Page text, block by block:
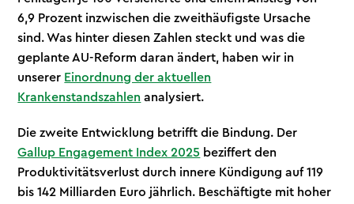
6,9 Prozent inzwischen die zweithäufigste Ursache
sind. Was hinter diesen Zahlen steckt und was die
geplante AU-Reform daran ändert, haben wir in
unserer Einordnung der aktuellen
Krankenstandszahlen analysiert.
Die zweite Entwicklung betrifft die Bindung. Der
Gallup Engagement Index 2025 beziffert den
Produktivitätsverlust durch innere Kündigung auf 119
bis 142 Milliarden Euro jährlich. Beschäftigte mit hoher